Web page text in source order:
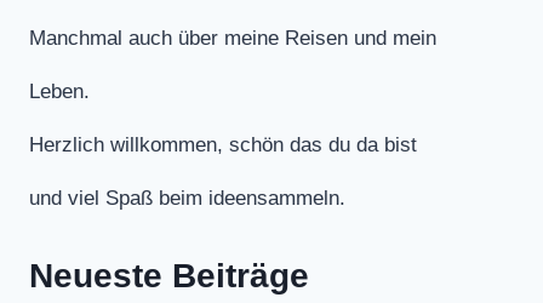
Manchmal auch über meine Reisen und mein
Leben.
Herzlich willkommen, schön das du da bist
und viel Spaß beim ideensammeln.
Neueste Beiträge